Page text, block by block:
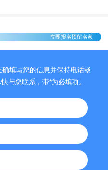
利就业。
文化多元，就业机会丰富。
大利亚是一个非常好的选
立即报名预留名额
填写您的信息并保持电话畅
与您联系，带*为必填项。